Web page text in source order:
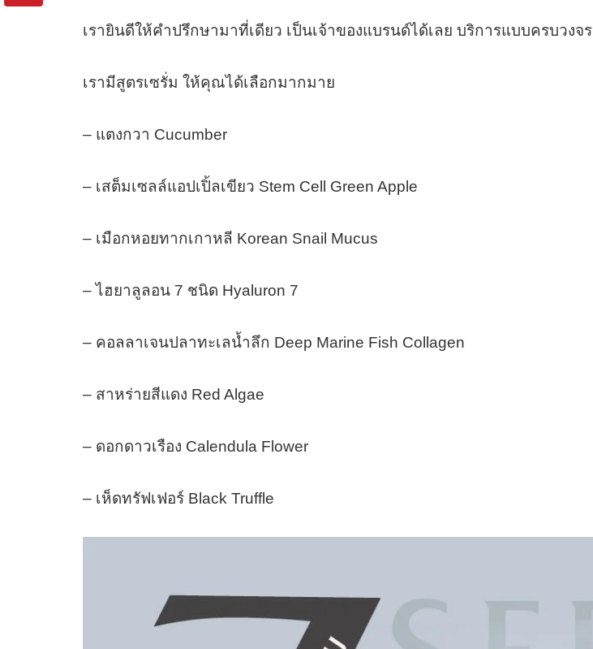
เรายินดีให้คำปรึกษามาที่เดียว เป็นเจ้าของแบรนด์ได้เลย บริการแบบครบวงจร
เรามีสูตรเซรั่ม ให้คุณได้เลือกมากมาย
– แตงกวา Cucumber
– เสต็มเซลล์แอปเปิ้ลเขียว Stem Cell Green Apple
– เมือกหอยทากเกาหลี Korean Snail Mucus
– ไฮยาลูลอน 7 ชนิด Hyaluron 7
– คอลลาเจนปลาทะเลน้ำลึก Deep Marine Fish Collagen
– สาหร่ายสีแดง Red Algae
– ดอกดาวเรือง Calendula Flower
– เห็ดทรัฟเฟอร์ Black Truffle